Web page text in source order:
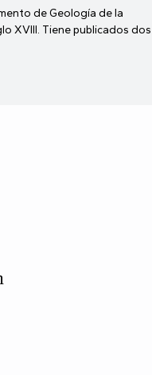
de Geología de la
XVIII. Tiene publicados dos